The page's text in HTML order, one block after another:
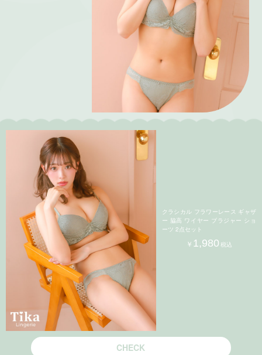
クラシカル フラワーレース ギャザ
ー 脇高 ワイヤー ブラジャー ショ
ーツ 2点セット
1,980
CHECK